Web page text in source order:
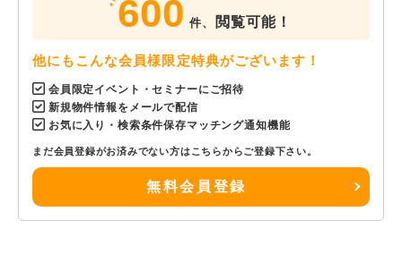
600 件、 閲覧可能！
他にもこんな会員様限定特典がございます！
会員限定イベント・セミナーにご招待
新規物件情報をメールで配信
お気に入り・検索条件保存マッチング通知機能
まだ会員登録がお済みでない方はこちらからご登録下さい。
無料会員登録